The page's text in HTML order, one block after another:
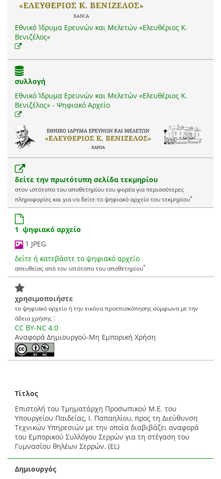
Εθνικό Ίδρυμα Ερευνών και Μελετών «Ελευθέριος Κ.
Βενιζέλος»
συλλογή
Εθνικό Ίδρυμα Ερευνών και Μελετών «Ελευθέριος Κ.
Βενιζέλος» - Ψηφιακό Αρχείο
δείτε την πρωτότυπη σελίδα τεκμηρίου
στον ιστότοπο του αποθετηρίου του φορέα για περισσότερες
πληροφορίες και για να δείτε το ψηφιακό αρχείο του τεκμηρίου*
1 ψηφιακό αρχείο
1 JPEG
δείτε ή κατεβάστε το ψηφιακό αρχείο
απευθείας από τον ιστότοπο του αποθετηρίου*
χρησιμοποιήστε
το ψηφιακό αρχείο ή την εικόνα προεπισκόπησης σύμφωνα με την
άδεια χρήσης :
CC BY-NC 4.0
Αναφορά Δημιουργού-Μη Εμπορική Χρήση
Τίτλος
Επιστολή του Τμηματάρχη Προσωπικού Μ.Ε. του
Υπουργείου Παιδείας, Ι. Παπαηλίου, προς τη Διεύθυνση
Τεχνικών Υπηρεσιών με την οποία διαβιβάζει αναφορά
του Εμπορικού Συλλόγου Σερρών για τη στέγαση του
Γυμνασίου θηλέων Σερρών. (EL)
Δημιουργός